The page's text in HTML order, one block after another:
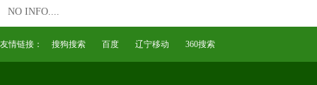
NO INFO....
友情链接： 搜狗搜索 百度 辽宁移动 360搜索